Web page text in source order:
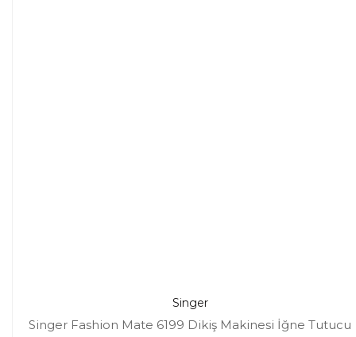
Singer
Singer Fashion Mate 6199 Dikiş Makinesi İğne Tutucu